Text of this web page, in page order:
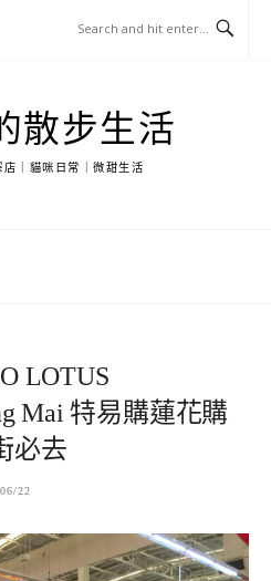
散步生活
｜貓咪日常｜微甜生活
LOTUS
Mai 特易購蓮花購
必去
22